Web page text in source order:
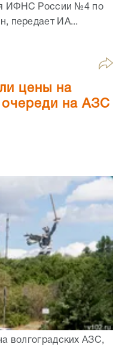
ИФНС России №4 по
передает ИА...
цены на
очереди на АЗС
волгоградских АЗС,